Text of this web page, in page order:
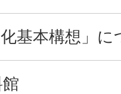
化基本構想」